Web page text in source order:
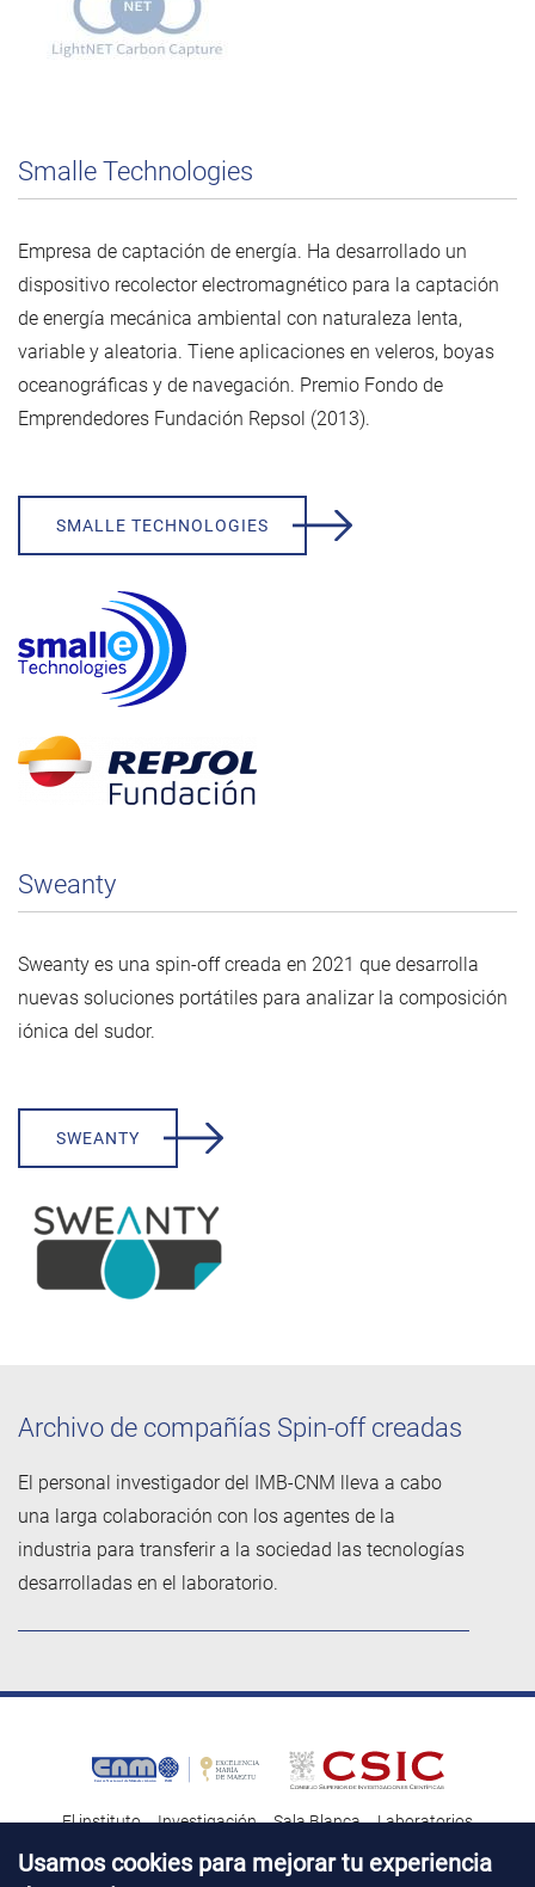
Smalle Technologies
Empresa de captación de energía. Ha desarrollado un
dispositivo recolector electromagnético para la captación
de energía mecánica ambiental con naturaleza lenta,
variable y aleatoria. Tiene aplicaciones en veleros, boyas
oceanográficas y de navegación. Premio Fondo de
Emprendedores Fundación Repsol (2013).
SMALLE TECHNOLOGIES
Sweanty
Sweanty es una spin-off creada en 2021 que desarrolla
nuevas soluciones portátiles para analizar la composición
iónica del sudor.
SWEANTY
Archivo de compañías Spin-off creadas
El personal investigador del IMB-CNM lleva a cabo
una larga colaboración con los agentes de la
industria para transferir a la sociedad las tecnologías
desarrolladas en el laboratorio.
El instituto Investigación Sala Blanca
Laboratorios
Transferencia tecnológica
Noticias & Divulgación Destacados
Usamos cookies para mejorar tu experiencia